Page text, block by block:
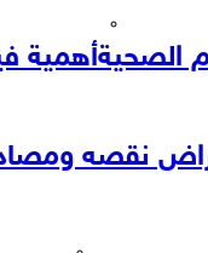
الصحيةأهمية
نقصه